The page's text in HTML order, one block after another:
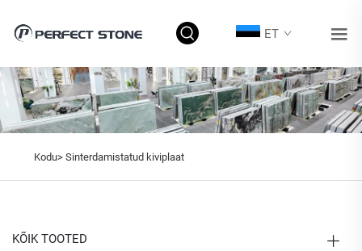
ET
Kodu> Sinterdamistatud kiviplaat
KÕIK TOOTED